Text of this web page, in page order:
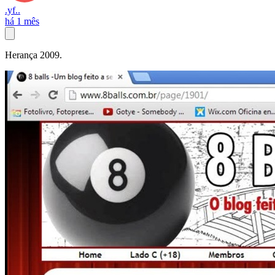
.yf..
há 1 mês
Herança 2009.